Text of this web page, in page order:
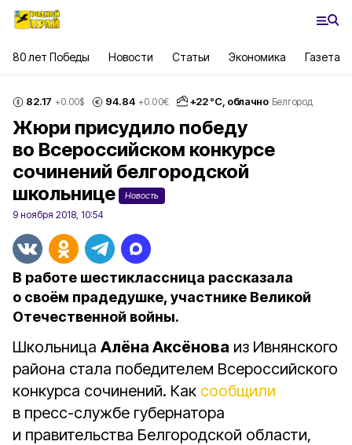
80 лет Победы Новости Статьи Экономика Газета
82.17 +0.00$ 94.84 +0.00€ +22°С, облачно Белгород
Жюри присудило победу
во Всероссийском конкурсе
сочинений белгородской
школьнице
Новость
9 ноября 2018, 10:54
В работе шестиклассница рассказала
о своём прадедушке, участнике Великой
Отечественной войны.
Школьница Алёна Аксёнова из Ивнянского
района стала победителем Всероссийского
конкурса сочинений. Как сообщили
в пресс-службе губернатора
и правительства Белгородской области,